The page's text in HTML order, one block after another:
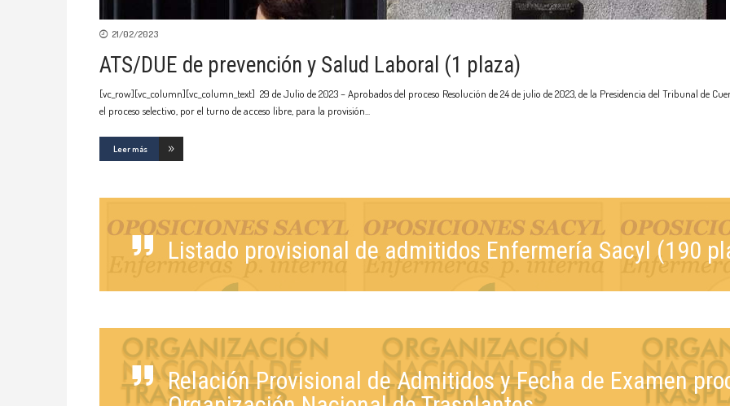
21/02/2023
ATS/DUE de prevención y Salud Laboral (1 plaza)
[vc_row][vc_column][vc_column_text] 29 de Julio de 2023 – Aprobados del proceso Resolución de 24 de julio de 2023, de la Presidencia del Tribunal de
el proceso selectivo, por el turno de acceso libre, para la provisión
Leer más
Listado provisional de admitidos Enfermería Sacyl (190
Relación Provisional de Admitidos y Fecha de Examen